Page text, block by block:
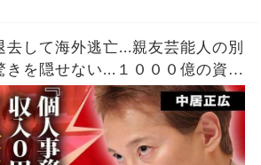
去して海外逃亡...親友芸能人の別
きを隠せない...１０００億の資産
違約金から逃れる為に動いた現